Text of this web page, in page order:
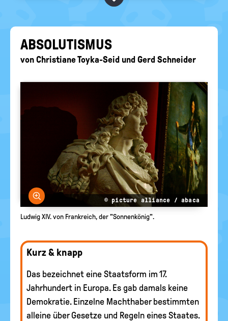
politische
EURE AKTUELLEN FRAGEN...
AB­SO­LU­TIS­MUS
von Christiane Toyka-Seid und Gerd Schneider
Bild vergrößern
© picture alliance / abaca
Ludwig XIV. von Frankreich, der "Sonnenkönig".
Kurz & knapp
Das bezeichnet eine Staatsform im 17.
Jahrhundert in Europa. Es gab damals keine
Demokratie. Einzelne Machthaber bestimmten
alleine über Gesetze und Regeln eines Staates.